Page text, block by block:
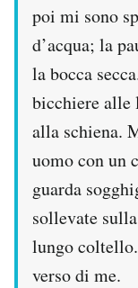
poi mi sono
d’acqua; la
la bocca
bicchiere alle
alla schiena.
uomo con un
guarda
sollevate
lungo
verso di me.